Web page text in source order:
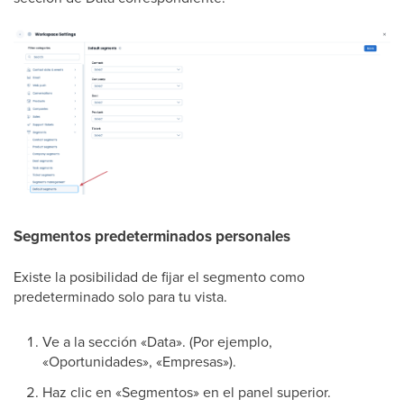
Segmentos predeterminados personales
Existe la posibilidad de fijar el segmento como
predeterminado solo para tu vista.
Ve a la sección «Data». (Por ejemplo,
«Oportunidades», «Empresas»).
Haz clic en «Segmentos» en el panel superior.